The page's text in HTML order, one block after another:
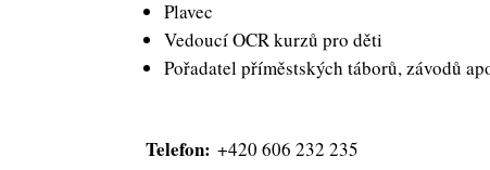
Plavec
Vedoucí OCR kurzů pro děti
Pořadatel příměstských táborů, závodů
Telefon: +420 606 232 235